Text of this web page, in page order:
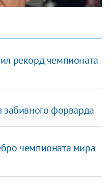
рекорд чемпионата
забивного форварда
чемпионата мира